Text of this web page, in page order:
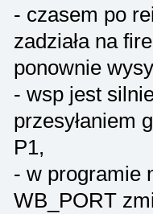
- czasem po
zadziała na
ponownie
- wsp jest
przesyłaniem
P1,
- w programie
WB_PORT